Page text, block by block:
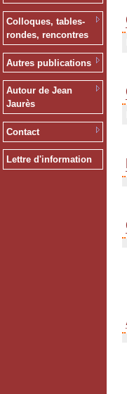
Colloques, tables-
rondes, rencontres
Autres publications
Autour de Jean
Jaurès
Contact
Lettre d'information